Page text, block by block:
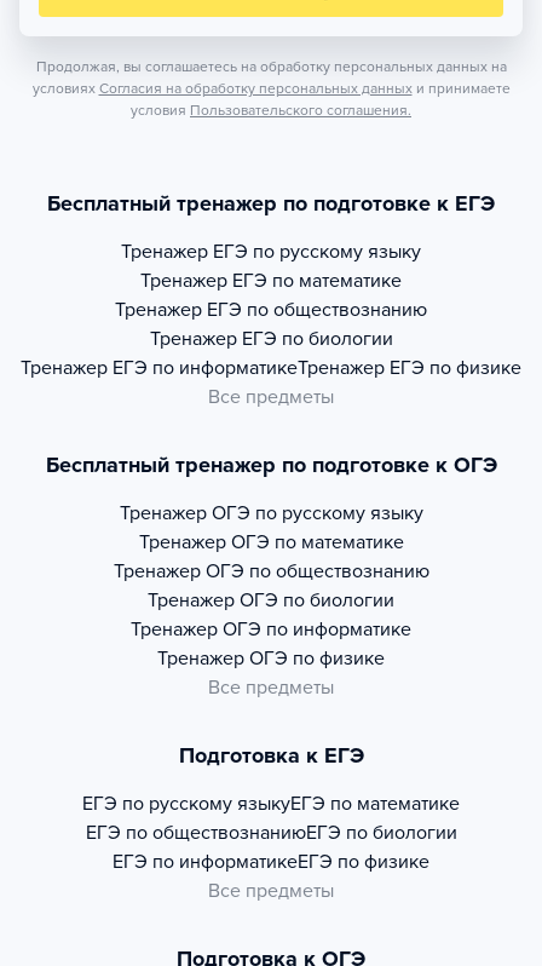
Продолжая, вы соглашаетесь на обработку персональных данных на
условиях Согласия на обработку персональных данных и принимаете
условия Пользовательского соглашения.
Бесплатный тренажер по подготовке к ЕГЭ
Тренажер ЕГЭ по русскому языку
Тренажер ЕГЭ по математике
Тренажер ЕГЭ по обществознанию
Тренажер ЕГЭ по биологии
Тренажер ЕГЭ по информатикеТренажер ЕГЭ по физике
Все предметы
Бесплатный тренажер по подготовке к ОГЭ
Тренажер ОГЭ по русскому языку
Тренажер ОГЭ по математике
Тренажер ОГЭ по обществознанию
Тренажер ОГЭ по биологии
Тренажер ОГЭ по информатике
Тренажер ОГЭ по физике
Все предметы
Подготовка к ЕГЭ
ЕГЭ по русскому языкуЕГЭ по математике
ЕГЭ по обществознаниюЕГЭ по биологии
ЕГЭ по информатикеЕГЭ по физике
Все предметы
Подготовка к ОГЭ